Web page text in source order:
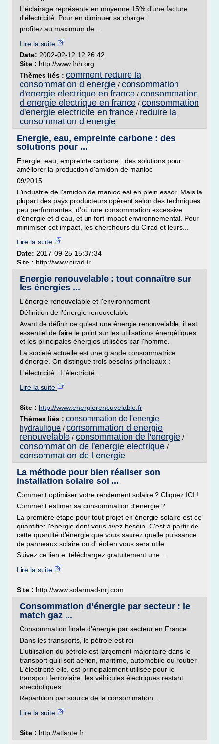
L'éclairage représente en moyenne 15% d'une facture
d'électricité. Pour en diminuer sa charge :
profitez au maximum de...
Lire la suite
Date: 2002-02-12 12:26:42
Site : http://www.fnh.org
Thèmes liés : comment reduire la
consommation d energie / consommation
d'energie electrique en france / consommation
d energie electrique en france / consommation
d'energie electricite en france / reduire la
consommation d energie
Energie, eau, empreinte carbone : des
solutions pour ...
Energie, eau, empreinte carbone : des solutions pour
améliorer la production d'amidon de manioc
09/2015
L'industrie de l'amidon de manioc est en plein essor. Mais la
plupart des pays producteurs opèrent selon des techniques
peu performantes, d'où une consommation excessive
d'énergie et d'eau, et un fort impact environnemental. Pour
minimiser cet impact, les chercheurs du Cirad et leurs...
Lire la suite
Date: 2017-09-25 15:37:34
Site : http://www.cirad.fr
Energie renouvelable : tout connaître sur
les énergies ...
L'énergie renouvelable et l'environnement
Définition de l'énergie renouvelable
Avant de définir ce qu'est une énergie renouvelable, il est
essentiel de faire le point sur les utilisations énergétiques
et les principales énergies utilisées par l'homme.
La société actuelle est une grande consommatrice
d'énergie. On distingue trois besoins principaux :
L'électricité : L'électricité...
Lire la suite
Site : http://www.energierenouvelable.fr
Thèmes liés : consommation de l'energie
hydraulique / consommation d energie
renouvelable / consommation de l'energie /
consommation de l'energie electrique /
consommation de l energie
La méthode pour bien réaliser son
installation solaire soi ...
Comment optimiser votre rendement solaire ? Cliquez ICI !
Comment estimer sa consommation d'énergie ?
La première étape pour tout projet en énergie solaire est de
quantifier l'énergie dont vous avez besoin. C'est à partir de
cette quantité d'énergie que vous saurez quelle puissance
de panneaux solaire ou d' éolien vous sera utile.
Suivez ce lien et téléchargez gratuitement une...
Lire la suite
Site : http://www.solarmad-nrj.com
Consommation d’énergie par secteur : le
match gaz ...
Consommation finale d'énergie par secteur en France
Dans les transports, le pétrole est roi
L'utilisation du pétrole est largement majoritaire dans le
transport qu'il soit aérien, maritime, automobile ou routier.
L'électricité elle, est principalement utilisée pour le
transport ferroviaire, les véhicules électriques restant
anecdotiques.
Répartition par source de la consommation...
Lire la suite
Site : http://atlante.fr